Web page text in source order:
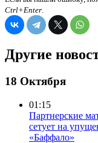
Ctrl+Enter.
Другие
18 Октября
01:15
Партнерские
сетует на
«Баффало»